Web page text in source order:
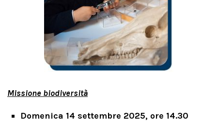
Missione biodiversità
Domenica 14 settembre 2025, ore 14.30